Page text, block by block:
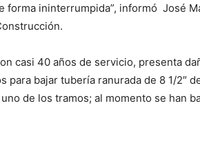
forma ininterrumpida”, informó José
casi 40 años de servicio, presenta
para bajar tubería ranurada de 8 1/2″
de los tramos; al momento se han